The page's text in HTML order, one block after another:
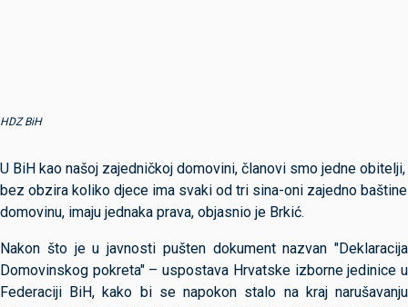
HDZ BiH
U BiH kao našoj zajedničkoj domovini, članovi smo jedne obitelji,
bez obzira koliko djece ima svaki od tri sina-oni zajedno baštine
domovinu, imaju jednaka prava, objasnio je Brkić.
Nakon što je u javnosti pušten dokument nazvan "Deklaracija
Domovinskog pokreta" – uspostava Hrvatske izborne jedinice u
Federaciji BiH, kako bi se napokon stalo na kraj narušavanju